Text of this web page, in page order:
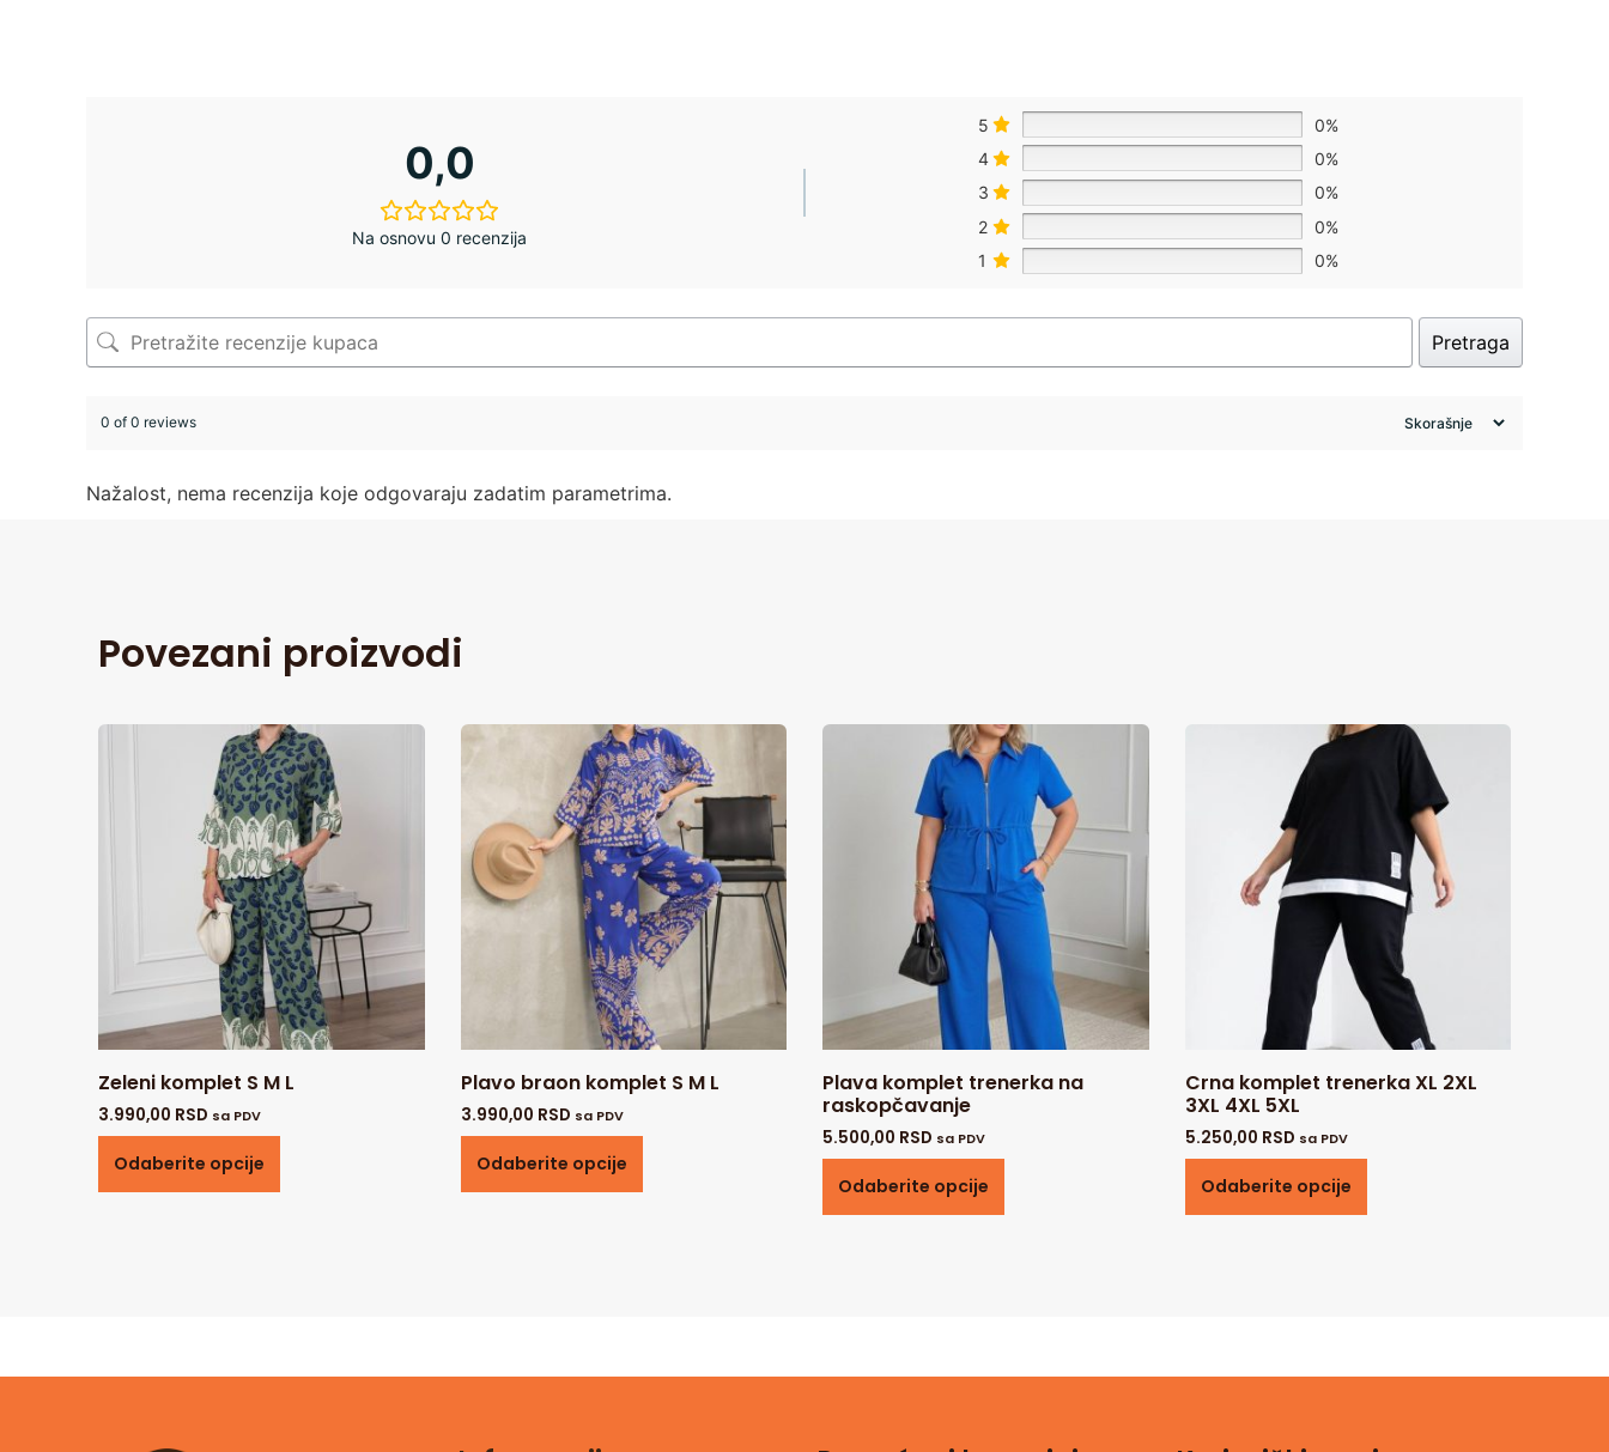
0,0
Na osnovu 0 recenzija
5
0%
4
0%
3
0%
2
0%
1
0%
Pretraga
0 of 0 reviews
Nažalost, nema recenzija koje odgovaraju zadatim parametrima.
Povezani proizvodi
Zeleni komplet S M L
3.990,00 RSD sa PDV
Odaberite opcije
Plavo braon komplet S M L
3.990,00 RSD sa PDV
Odaberite opcije
Plava komplet trenerka na
raskopčavanje
5.500,00 RSD sa PDV
Odaberite opcije
Crna komplet trenerka XL 2XL
3XL 4XL 5XL
5.250,00 RSD sa PDV
Odaberite opcije